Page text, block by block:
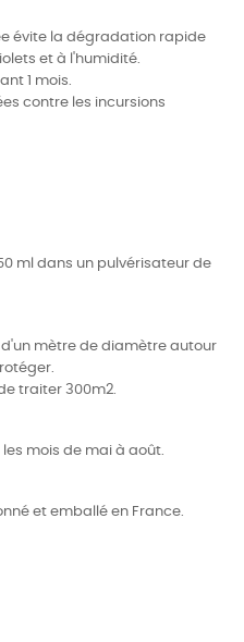
évite la dégradation rapide
et à l'humidité.
1 mois.
contre les incursions
ml dans un pulvérisateur de
mètre de diamètre autour
traiter 300m2.
mois de mai à août.
et emballé en France.